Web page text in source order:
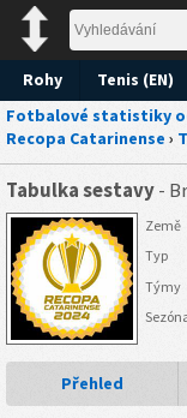
Rohy Tenis (EN)
Fotbalové statistiky
Recopa Catarinense ›
Tabulka sestavy-
Země
Typ
Týmy
Přehled